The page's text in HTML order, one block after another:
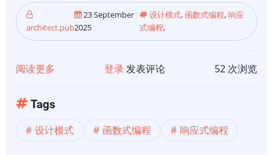
architect.pub
23 September
2025
设计模式,函数式编程,响应
式编程,
阅读更多
模
登录发表评论 52 次浏览
Tags
设计模式 函数式编程 响应式编程